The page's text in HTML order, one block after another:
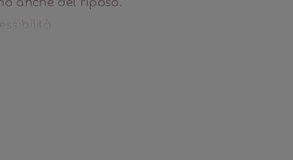
anche del riposo.